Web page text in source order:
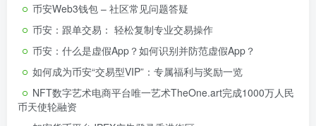
币安Web3钱包 – 社区常见问题答疑
币安：跟单交易： 轻松复制专业交易操作
币安：什么是虚假App？如何识别并防范虚假App？
如何成为币安“交易型VIP”：专属福利与奖励一览
NFT数字艺术电商平台唯一艺术TheOne.art完成1000万人民
币天使轮融资